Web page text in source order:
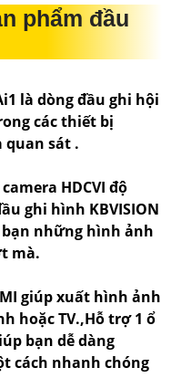
phẩm đầu
là dòng đầu ghi hội
các thiết bị
quan sát .
HDCVI độ
ghi hình KBVISION
bạn những hình ảnh
mà.
giúp xuất hình ảnh
hoặc TV.,Hỗ trợ 1 ổ
bạn dễ dàng
cách nhanh chóng